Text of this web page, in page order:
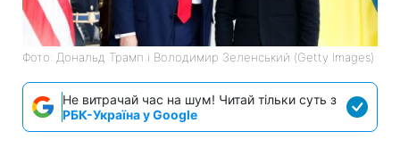
Фото: Дональд Трамп і Володимир Зеленський (Getty Images)
Не витрачай час на шум! Читай тільки суть з
РБК-Україна у Google